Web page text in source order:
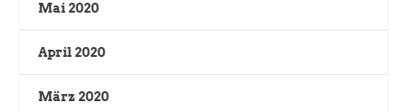
Mai 2020
April 2020
März 2020